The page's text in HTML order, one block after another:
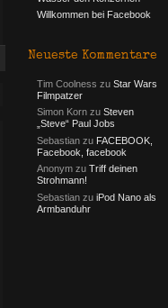
Willkommen bei Facebook
Neueste Kommentare
Tim Coolness zu Star Wars
Filmpatzer
Simon Korn zu Steven
„Steve“ Paul Jobs
Sebastian zu FACEBOOK,
Facebook, facebook
Anonym zu Triff deinen
Strohmann!
Sebastian zu iPod Nano als
Armbanduhr